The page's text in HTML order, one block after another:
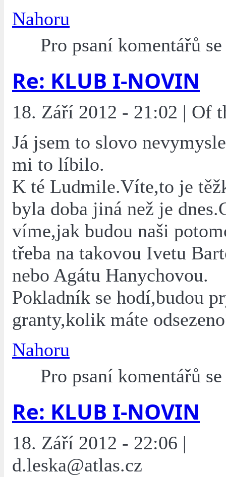
Nahoru
Pro psaní komentářů
Re: KLUB I-NOVIN
18. Září 2012 - 21:02 | Of
Já jsem to slovo
mi to líbilo.
K té Ludmile.Víte,to je
byla doba jiná než je
víme,jak budou naši
třeba na takovou Ivetu
nebo Agátu Hanychovou.
Pokladník se hodí,budou
granty,kolik máte
Nahoru
Pro psaní komentářů
Re: KLUB I-NOVIN
18. Září 2012 - 22:06 |
d.leska@atlas.cz